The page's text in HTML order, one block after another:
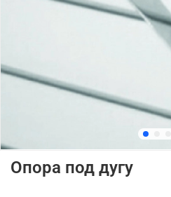
Опора под дугу